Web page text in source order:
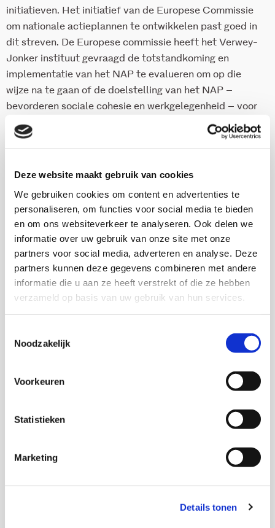
Deze website maakt gebruik van cookies
We gebruiken cookies om content en advertenties te
personaliseren, om functies voor social media te bieden
en om ons websiteverkeer te analyseren. Ook delen we
informatie over uw gebruik van onze site met onze
partners voor social media, adverteren en analyse. Deze
partners kunnen deze gegevens combineren met andere
informatie die u aan ze heeft verstrekt of die ze hebben
verzameld op basis van uw gebruik van hun services.
Noodzakelijk
Voorkeuren
Statistieken
Marketing
Details tonen
initiatieven. Het initiatief van de Europese Commissie
om nationale actieplannen te ontwikkelen past goed in
dit streven. De Europese commissie heeft het Verwey-
Jonker instituut gevraagd de totstandkoming en
implementatie van het NAP te evalueren om op die
wijze na te gaan of de doelstelling van het NAP –
bevorderen sociale cohesie en werkgelegenheid – voor
Nederland wordt gerealiseerd. Onderdeel van dit
proces is de voortgang en ontwikkeling van het NAP
Het rapport over 2001 is het eerste verslag van het
Verwey-Jonker Instituut en heeft uitsluitend
betrekking op de totstandkoming en implementatie
van het NAP 2001.
Download deze publicatie
Onderzoekers
Trudi Nederland
Monique Stavenuiter